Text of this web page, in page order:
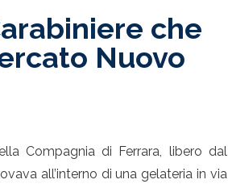
che
Nuovo
Compagnia di Ferrara, libero dal
all’interno di una gelateria in via